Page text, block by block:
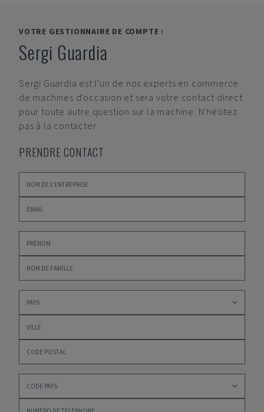
VOTRE GESTIONNAIRE DE COMPTE :
Sergi Guardia
Sergi Guardia est l'un de nos experts en commerce
de machines d'occasion et sera votre contact direct
pour toute autre question sur la machine. N'hésitez
pas à la contacter.
PRENDRE CONTACT